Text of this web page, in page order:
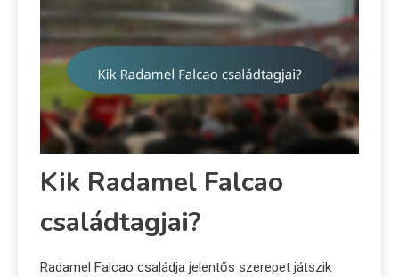
Kik Radamel Falcao
családtagjai?
Radamel Falcao családja jelentős szerepet játszik